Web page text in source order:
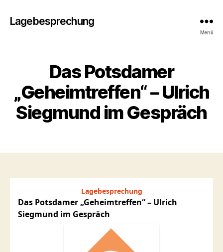
Lagebesprechung
Menü
Das Potsdamer
„Geheimtreffen“ – Ulrich
Siegmund im Gespräch